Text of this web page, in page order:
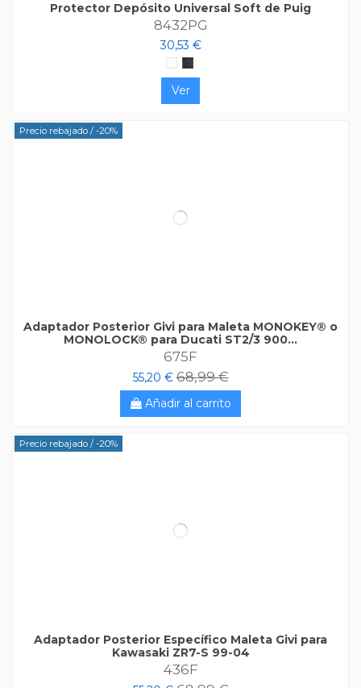
Protector Depósito Universal Soft de Puig
8432PG
30,53 €
BlancoCarbono
Ver
Precio rebajado / -20%
Adaptador Posterior Givi para Maleta MONOKEY® o
MONOLOCK® para Ducati ST2/3 900...
675F
55,20 € 68,99 €
Añadir al carrito
Precio rebajado / -20%
Adaptador Posterior Específico Maleta Givi para
Kawasaki ZR7-S 99-04
436F